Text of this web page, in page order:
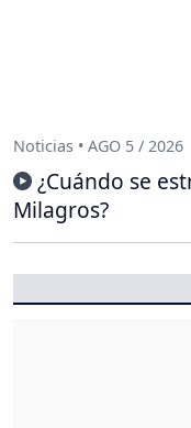
Noticias • AGO 5 / 2026
¿Cuándo se
Milagros?